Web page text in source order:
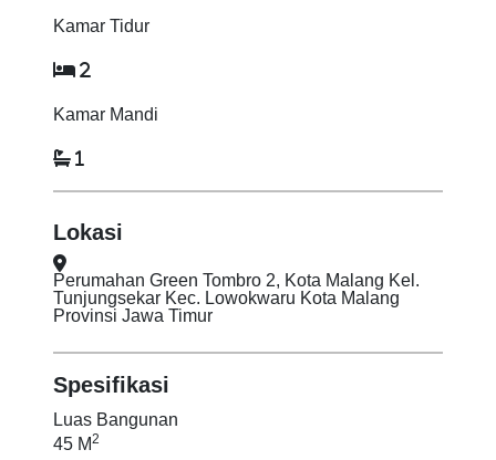
Kamar Tidur
2
Kamar Mandi
1
Lokasi
Perumahan Green Tombro 2, Kota Malang Kel.
Tunjungsekar Kec. Lowokwaru Kota Malang
Provinsi Jawa Timur
Spesifikasi
Luas Bangunan
45 M2